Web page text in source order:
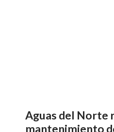
Aguas del Norte
mantenimiento